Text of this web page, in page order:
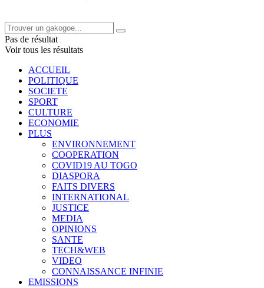
Pas de résultat
Voir tous les résultats
ACCUEIL
POLITIQUE
SOCIETE
SPORT
CULTURE
ECONOMIE
PLUS
ENVIRONNEMENT
COOPERATION
COVID19 AU TOGO
DIASPORA
FAITS DIVERS
INTERNATIONAL
JUSTICE
MEDIA
OPINIONS
SANTE
TECH&WEB
VIDEO
CONNAISSANCE INFINIE
EMISSIONS